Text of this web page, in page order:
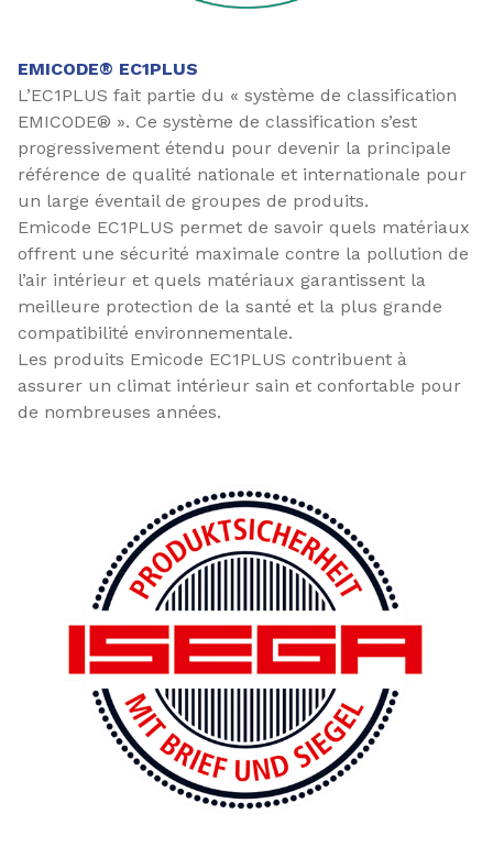
EMICODE® EC1PLUS
L’EC1PLUS fait partie du « système de classification
EMICODE® ». Ce système de classification s’est
progressivement étendu pour devenir la principale
référence de qualité nationale et internationale pour
un large éventail de groupes de produits.
Emicode EC1PLUS permet de savoir quels matériaux
offrent une sécurité maximale contre la pollution de
l’air intérieur et quels matériaux garantissent la
meilleure protection de la santé et la plus grande
compatibilité environnementale.
Les produits Emicode EC1PLUS contribuent à
assurer un climat intérieur sain et confortable pour
de nombreuses années.